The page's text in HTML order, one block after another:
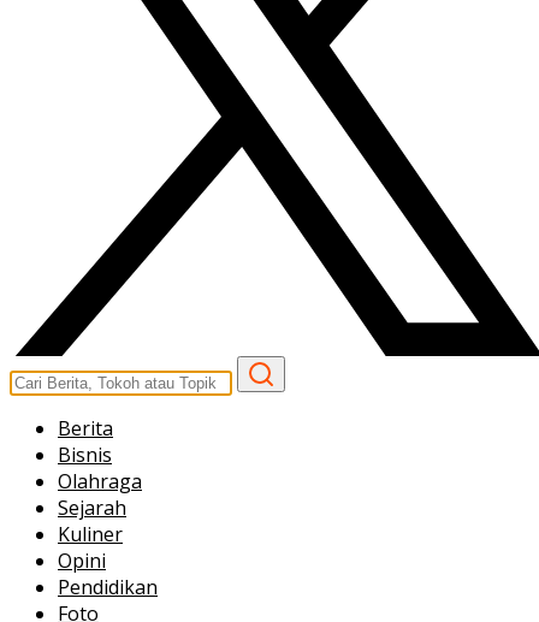
Berita
Bisnis
Olahraga
Sejarah
Kuliner
Opini
Pendidikan
Foto